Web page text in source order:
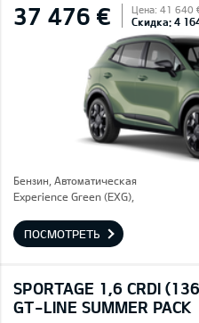
37 476 € Цена: 41 640
Скидка: 4
Бензин, Автоматическая
Experience Green (EXG),
ПОСМОТРЕТЬ
SPORTAGE 1,6 CRDI
GT-LINE SUMMER PACK